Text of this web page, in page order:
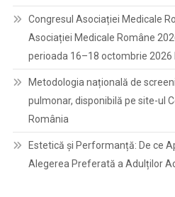
Congresul Asociației Medicale
Asociației Medicale Române
perioada 16–18 octombrie 2026
Metodologia națională de
pulmonar, disponibilă pe site-ul
România
Estetică și Performanță: De ce
Alegerea Preferată a Adulților